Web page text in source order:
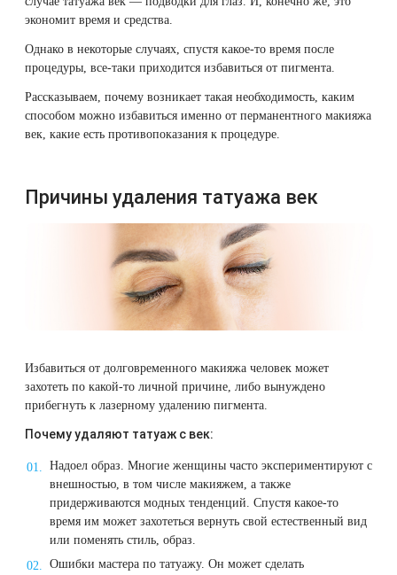
4.
Стоимость
5. Задать
вопрос о
процедуре
6.
экономит время и средства.
Однако в некоторые случаях, спустя какое-то время после
процедуры, все-таки приходится избавиться от пигмента.
Рассказываем, почему возникает такая необходимость, каким
способом можно избавиться именно от перманентного макияжа
век, какие есть противопоказания к процедуре.
Причины удаления татуажа век
Избавиться от долговременного макияжа человек может
захотеть по какой-то личной причине, либо вынуждено
прибегнуть к лазерному удалению пигмента.
Почему удаляют татуаж с век:
Надоел образ. Многие женщины часто экспериментируют с
внешностью, в том числе макияжем, а также
придерживаются модных тенденций. Спустя какое-то
время им может захотеться вернуть свой естественный вид
или поменять стиль, образ.
Ошибки мастера по татуажу. Он может сделать
Лечение прыщей (угревой сыпи)
Удаление веснушек
Удаление винного пятна
Лечение псориаза
Удаление рубцов
Лазерное лечение постакне
Омоложение QOOLGLOW
Therapy Pulse
Фотодинамическая терапия HELEO™
Удалить носогубные складки
Удалить рубцы
Молодую и увлажнённую кожу вокруг глаз
Вылечить расширенные поры
Избавиться от комедонов на лице
Остановить выпадение волос
Сделать педикюр
Купить сертификат